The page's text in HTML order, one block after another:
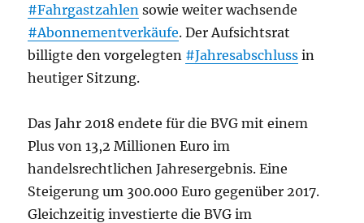
#Fahrgastzahlen sowie weiter wachsende
#Abonnementverkäufe. Der Aufsichtsrat
billigte den vorgelegten #Jahresabschluss in
heutiger Sitzung.
Das Jahr 2018 endete für die BVG mit einem
Plus von 13,2 Millionen Euro im
handelsrechtlichen Jahresergebnis. Eine
Steigerung um 300.000 Euro gegenüber 2017.
Gleichzeitig investierte die BVG im